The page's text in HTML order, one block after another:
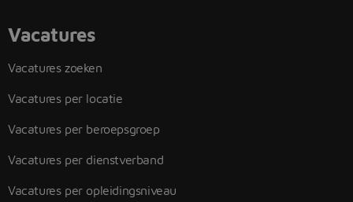
Vacatures
Vacatures zoeken
Vacatures per locatie
Vacatures per beroepsgroep
Vacatures per dienstverband
Vacatures per opleidingsniveau